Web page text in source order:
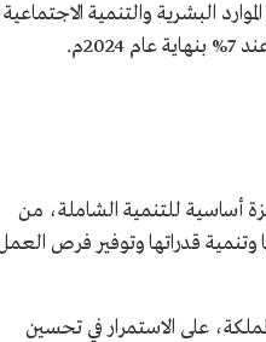
البشرية والتنمية
أساسية للتنمية الشاملة، من
وتنمية قدراتها وتوفير فرص
على الاستمرار في تحسين